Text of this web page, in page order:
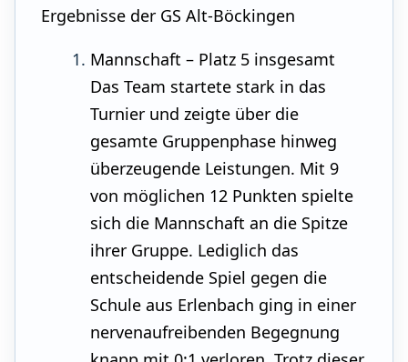
Ergebnisse der GS Alt-Böckingen
Mannschaft – Platz 5 insgesamt
Das Team startete stark in das
Turnier und zeigte über die
gesamte Gruppenphase hinweg
überzeugende Leistungen. Mit 9
von möglichen 12 Punkten spielte
sich die Mannschaft an die Spitze
ihrer Gruppe. Lediglich das
entscheidende Spiel gegen die
Schule aus Erlenbach ging in einer
nervenaufreibenden Begegnung